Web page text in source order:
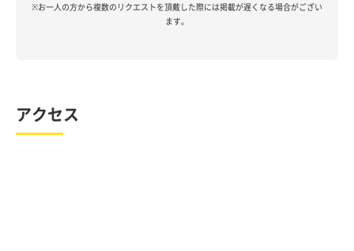
※お一人の方から複数のリクエストを頂戴した際には掲載が遅くなる場合がござい
ます。
アクセス